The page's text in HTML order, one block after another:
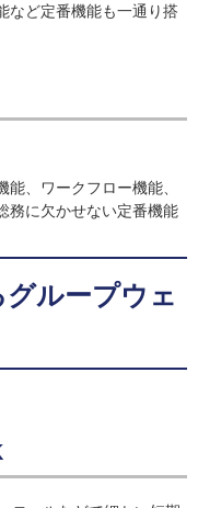
など定番機能も一通り搭
、ワークフロー機能、
務に欠かせない定番機能
ループウェ